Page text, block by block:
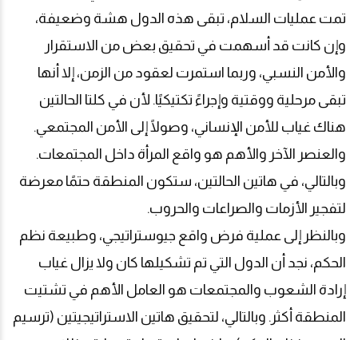
تمت عمليات السلام، تبقى هذه الدول هشة وضعيفة،
وإن كانت قد أسهمت في تحقيق بعض من الاستقرار
والأمن النسبي، وربما استمرت لعقود من الزمن، إلا أنها
تبقى مرحلية ووقتية وإجراءً تكتيكيًا. لأن في كلتا الحالتين
هناك غياب للأمن الإنساني، وصولًا إلى الأمن المجتمعي.
والعنصر الآخر والأهم هو واقع المرأة داخل المجتمعات.
وبالتالي، في هاتين الحالتين، ستكون المنطقة حتمًا معرضة
لتفجير الأزمات والصراعات والحروب.
وبالنظر إلى عملية فرض واقع جيوستراتيجي، وطبيعة نظم
الحكم، نجد أن الدول التي تم تشكيلها كان ولا يزال غياب
إرادة الشعوب والمجتمعات هو العامل الأهم في تشتيت
المنطقة أكثر. وبالتالي، لتحقيق هاتين الاستراتيجيتين (ترسيم